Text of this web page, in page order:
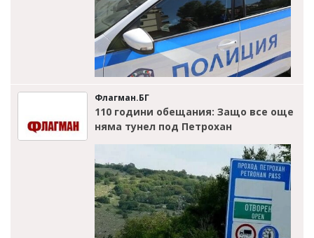
Флагман.БГ
110 години обещания: Защо все още
няма тунел под Петрохан